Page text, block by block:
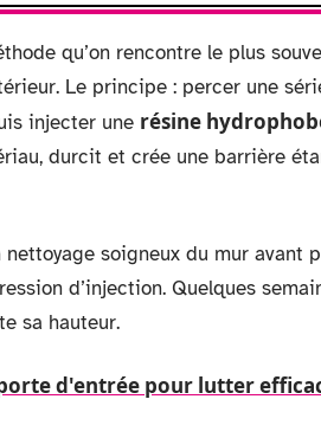
qu’on rencontre le plus
Le principe : percer une
injecter une résine
durcit et crée une barrière
nettoyage soigneux du mur
d’injection. Quelques
sa hauteur.
d'entrée pour lutter